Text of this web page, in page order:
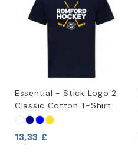
Essential - Stick Logo 2
Classic Cotton T-Shirt
13,33 £